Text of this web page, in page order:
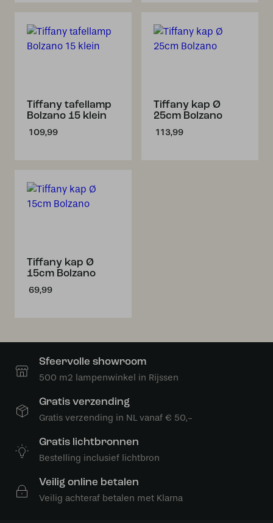
Tiffany tafellamp
Bolzano 15 klein
109,99
Tiffany kap Ø
25cm Bolzano
113,99
Tiffany kap Ø
15cm Bolzano
69,99
Sfeervolle showroom
500 m2 lampenwinkel in Rijssen
Gratis verzending
Gratis verzending in NL vanaf € 50,-
Gratis lichtbronnen
Bestelling inclusief lichtbron
Veilig online betalen
Veilig achteraf betalen met Klarna